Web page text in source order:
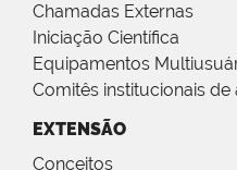
Chamadas Externas
Iniciação Científica
Equipamentos
Comitês institucionais
EXTENSÃO
Conceitos